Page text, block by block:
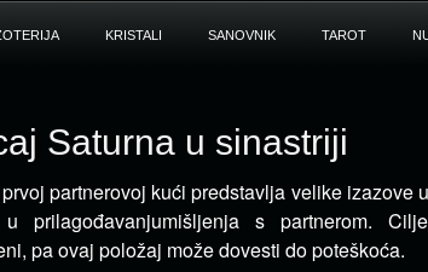
KRISTALI SANOVNIK TAROT
Saturna u sinastriji
partnerovoj kući predstavlja velike izazove
prilagođavanjumišljenja s partnerom.
pa ovaj položaj može dovesti do poteškoća.